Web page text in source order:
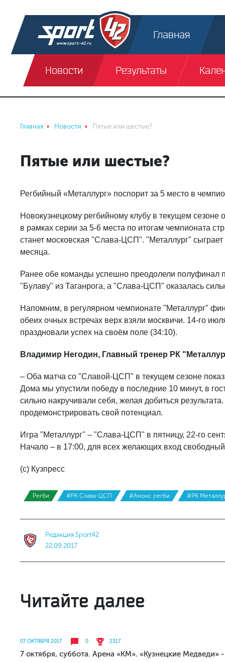
Главная
Новости Результаты
Главная Новости Пятые или шестые?
Пятые или шестые?
Регбийный «Металлург» поспорит за 5 место в
Новокузнецкому регбийному клубу в текущем
в рамках серии за 5-6 места по итогам чемпионата
станет московская "Слава-ЦСП". "Металлург" сыграет
месяца.
Ранее обе команды успешно преодолели полуфинал
"Булаву" из Таганрога, а "Слава-ЦСП" оказалась
Напомним, в регулярном чемпионате "Металлург"
обеих очных встречах верх взяли москвичи. 14-го
праздновали успех на своём поле (34:10).
Владимир Негодин, Главный тренер РК
– Оба матча со "Славой-ЦСП" в текущем сезоне
Дома мы упустили победу в последние 10 минут, в
сильно накручивали себя, желая добиться
продемонстрировать свой потенциал.
Игра "Металлург" – "Слава-ЦСП" в пятницу, 22-го
Начало – в 17:00, для всех желающих вход
(с) Кузпресс
Регби #РК Слава-ЦСП #Анонс регби #РК
Редакция Sport42
22.09.2017
Читайте далее
07 ОКТЯБРЯ 2017 0 2317
7 октября, суббота. Арена «КМ». «Кузнецкие Медведи»